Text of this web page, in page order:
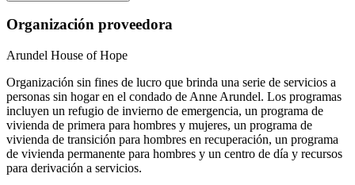
Organización proveedora
Arundel House of Hope
Organización sin fines de lucro que brinda una serie de servicios a
personas sin hogar en el condado de Anne Arundel. Los programas
incluyen un refugio de invierno de emergencia, un programa de
vivienda de primera para hombres y mujeres, un programa de
vivienda de transición para hombres en recuperación, un programa
de vivienda permanente para hombres y un centro de día y recursos
para derivación a servicios.